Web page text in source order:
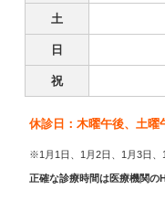
土
日
祝
休診日：木曜午後、土曜
※1月1日、1月2日、1月3日、
正確な診療時間は医療機関の